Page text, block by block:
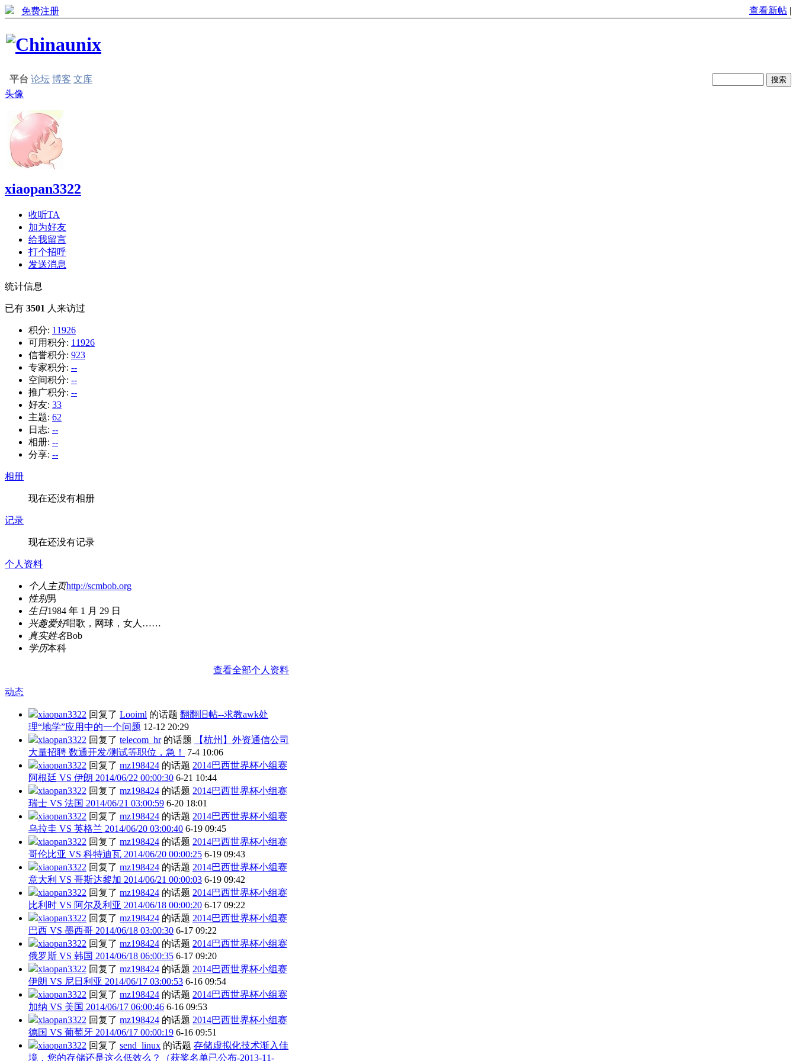
免费注册 查看新帖 |
平台 论坛 博客 文库
头像
xiaopan3322
收听TA
加为好友
给我留言
打个招呼
发送消息
统计信息
已有 3501 人来访过
积分: 11926
可用积分: 11926
信誉积分: 923
专家积分: --
空间积分: --
推广积分: --
好友: 33
主题: 62
日志: --
相册: --
分享: --
相册
现在还没有相册
记录
现在还没有记录
个人资料
个人主页http://scmbob.org
性别男
生日1984 年 1 月 29 日
兴趣爱好唱歌，网球，女人……
真实姓名Bob
学历本科
查看全部个人资料
动态
xiaopan3322 回复了 Looiml 的话题 翻翻旧帖--求教awk处
理“地学”应用中的一个问题 12-12 20:29
xiaopan3322 回复了 telecom_hr的话题
【杭州】外资通信公司
大量招聘 数通开发/测试等职位，急！
7-4 10:06
xiaopan3322 回复了 mz198424 的话题 2014巴西世界杯小组赛
阿根廷 VS 伊朗 2014/06/22 00:00:30 6-21 10:44
xiaopan3322 回复了 mz198424 的话题 2014巴西世界杯小组赛
瑞士 VS 法国 2014/06/21 03:00:59 6-20 18:01
xiaopan3322 回复了 mz198424 的话题 2014巴西世界杯小组赛
乌拉圭 VS 英格兰 2014/06/20 03:00:40 6-19 09:45
xiaopan3322 回复了 mz198424 的话题 2014巴西世界杯小组赛
哥伦比亚 VS 科特迪瓦 2014/06/20 00:00:25 6-19 09:43
xiaopan3322 回复了 mz198424 的话题 2014巴西世界杯小组赛
意大利 VS 哥斯达黎加 2014/06/21 00:00:03 6-19 09:42
xiaopan3322 回复了 mz198424 的话题 2014巴西世界杯小组赛
比利时 VS 阿尔及利亚 2014/06/18 00:00:20 6-17 09:22
xiaopan3322 回复了 mz198424 的话题 2014巴西世界杯小组赛
巴西 VS 墨西哥 2014/06/18 03:00:30 6-17 09:22
xiaopan3322 回复了 mz198424 的话题 2014巴西世界杯小组赛
俄罗斯 VS 韩国 2014/06/18 06:00:35 6-17 09:20
xiaopan3322 回复了 mz198424 的话题 2014巴西世界杯小组赛
伊朗 VS 尼日利亚 2014/06/17 03:00:53 6-16 09:54
xiaopan3322 回复了 mz198424 的话题 2014巴西世界杯小组赛
加纳 VS 美国 2014/06/17 06:00:46 6-16 09:53
xiaopan3322 回复了 mz198424 的话题 2014巴西世界杯小组赛
德国 VS 葡萄牙 2014/06/17 00:00:19 6-16 09:51
xiaopan3322 回复了 send_linux 的话题 存储虚拟化技术渐入佳
境，您的存储还是这么低效么？（获奖名单已公布-2013-11-